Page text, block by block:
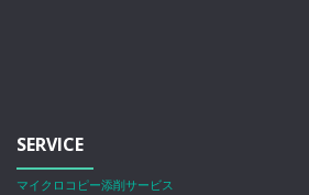
SERVICE
マイクロコピー添削サービス